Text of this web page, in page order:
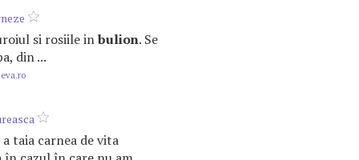
si rosiile inbulion. Se
din ...
taia carnea de vita